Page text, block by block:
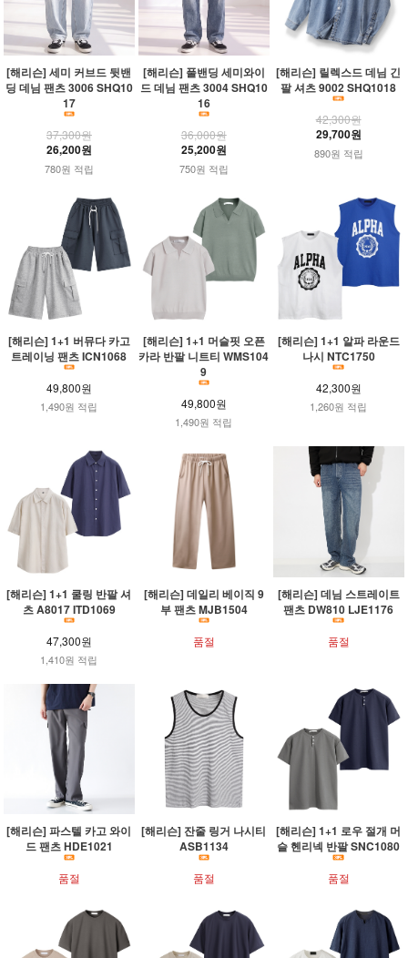
[해리슨] 세미 커브드 뒷밴
딩 데님 팬츠 3006 SHQ10
17
37,300원
26,200원
780원 적립
[해리슨] 풀밴딩 세미와이
드 데님 팬츠 3004 SHQ10
16
36,000원
25,200원
750원 적립
[해리슨] 릴렉스드 데님 긴
팔 셔츠 9002 SHQ1018
42,300원
29,700원
890원 적립
[해리슨] 1+1 버뮤다 카고
트레이닝 팬츠 ICN1068
49,800원
1,490원 적립
[해리슨] 1+1 머슬핏 오픈
카라 반팔 니트티 WMS104
9
49,800원
1,490원 적립
[해리슨] 1+1 알파 라운드
나시 NTC1750
42,300원
1,260원 적립
[해리슨] 1+1 쿨링 반팔 셔
츠 A8017 ITD1069
47,300원
1,410원 적립
[해리슨] 데일리 베이직 9
부 팬츠 MJB1504
품절
[해리슨] 데님 스트레이트
팬츠 DW810 LJE1176
품절
[해리슨] 파스텔 카고 와이
드 팬츠 HDE1021
품절
[해리슨] 잔줄 링거 나시티
ASB1134
품절
[해리슨] 1+1 로우 절개 머
슬 헨리넥 반팔 SNC1080
품절